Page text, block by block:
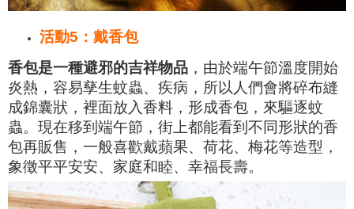
活動5： 戴香包
香包是一種避邪的吉祥物品 ，由於端午節溫度開始
炎熱，容易孳生蚊蟲、疾病，所以人們會將碎布縫
成錦囊狀，裡面放入香料，形成香包，來驅逐蚊
蟲。現在移到端午節，街上都能看到不同形狀的香
包再販售，一般喜歡戴蘋果、荷花、梅花等造型，
象徵平平安安、家庭和睦、幸福長壽。